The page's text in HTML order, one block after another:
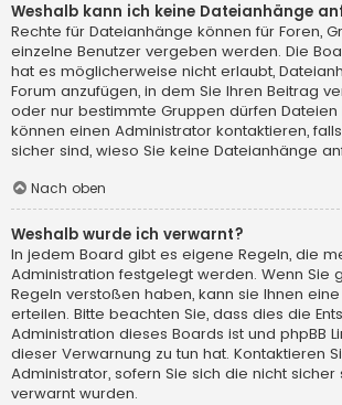
Weshalb kann ich keine Dateianhänge
Rechte für Dateianhänge können für Foren,
einzelne Benutzer vergeben werden. Die
hat es möglicherweise nicht erlaubt,
Forum anzufügen, in dem Sie Ihren Beitrag
oder nur bestimmte Gruppen dürfen Dateien
können einen Administrator kontaktieren,
sicher sind, wieso Sie keine Dateianhänge
Nach oben
Weshalb wurde ich verwarnt?
In jedem Board gibt es eigene Regeln, die
Administration festgelegt werden. Wenn Sie
Regeln verstoßen haben, kann sie Ihnen
erteilen. Bitte beachten Sie, dass dies die
Administration dieses Boards ist und phpBB
dieser Verwarnung zu tun hat. Kontaktieren
Administrator, sofern Sie sich die nicht sicher
verwarnt wurden.